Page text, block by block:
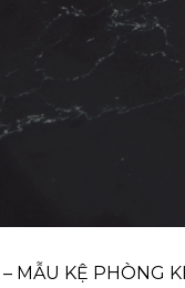
– MẪU KỆ PHÒNG